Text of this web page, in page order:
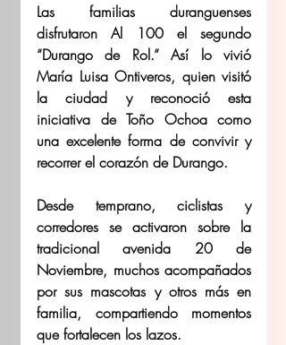
Las familias duranguenses
disfrutaron Al 100 el segundo
“Durango de Rol.” Así lo vivió
María Luisa Ontiveros, quien visitó
la ciudad y reconoció esta
iniciativa de Toño Ochoa como
una excelente forma de convivir y
recorrer el corazón de Durango.
Desde temprano, ciclistas y
corredores se activaron sobre la
tradicional avenida 20 de
Noviembre, muchos acompañados
por sus mascotas y otros más en
familia, compartiendo momentos
que fortalecen los lazos.